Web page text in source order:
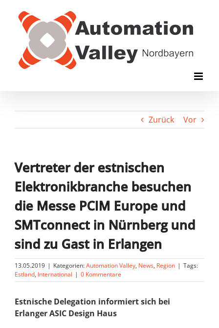
Inhalt
springen
Zurück Vor
Vertreter der estnischen
Elektronikbranche besuchen
die Messe PCIM Europe und
SMTconnect in Nürnberg und
sind zu Gast in Erlangen
13.05.2019 | Kategorien:Automation Valley, News, Region | Tags:
Estland, International | 0 Kommentare
Estnische Delegation informiert sich bei
Erlanger ASIC Design Haus